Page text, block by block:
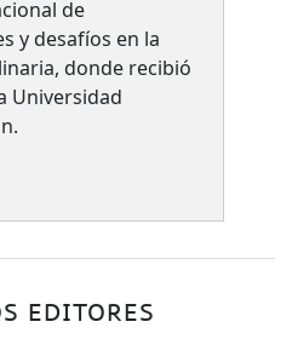
de
y desafíos en la
donde recibió
Universidad
EDITORES